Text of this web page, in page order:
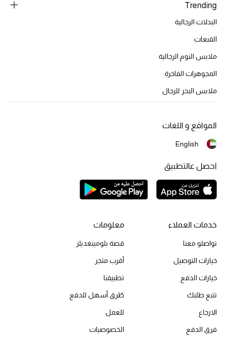
هدايا للنساء
ركن الفخامة
موضة نسائية
الحقائب
الموسم الجديد
الحقائب النسائية
دليل ملتزمات الحقائب
Trending
البدلات الرجالية
القبعات
ملابس النوم الرجالية
المجوهرات الفاخرة
ملابس البحر للرجال
خدمات العملاء
تواصلو معنا
خيارات التوصيل
خيارات الدفع
تتبع طلبك
الارجاع
فرق الدفع
معلومات
قصة بلومينغديلز
أقرب متجر
تطبيقنا
طُرق أسهل للدفع
للعمل
الخصوصيات
المواقع و اللغات
English
احصل عالتطبيق